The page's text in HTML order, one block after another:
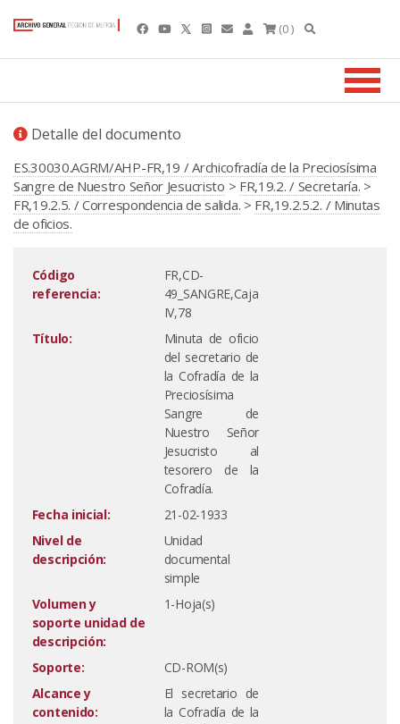
(0 )
Detalle del documento
ES.30030.AGRM/AHP-FR,19 / Archicofradía de la Preciosísima
Sangre de Nuestro Señor Jesucristo > FR,19.2. / Secretaría. >
FR,19.2.5. / Correspondencia de salida. > FR,19.2.5.2. / Minutas
de oficios.
Código
referencia:
FR,CD-
49_SANGRE,Caja
IV,78
Título:
Minuta de oficio
del secretario de
la Cofradía de la
Preciosísima
Sangre de
Nuestro Señor
Jesucristo al
tesorero de la
Cofradía.
Fecha inicial:
21-02-1933
Nivel de
descripción:
Unidad
documental
simple
Volumen y
soporte unidad de
descripción:
1-Hoja(s)
Soporte:
CD-ROM(s)
Alcance y
contenido:
El secretario de
la Cofradía de la